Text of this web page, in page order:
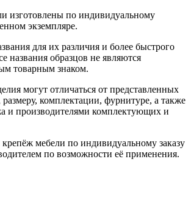
изготовлены по индивидуальному
экземпляре.
для их различия и более быстрого
названия образцов не являются
товарным знаком.
могут отличаться от представленных
размеру, комплектации, фурнитуре, а также
и производителями комплектующих и
мебели по индивидуальному заказу
по возможности её применения.